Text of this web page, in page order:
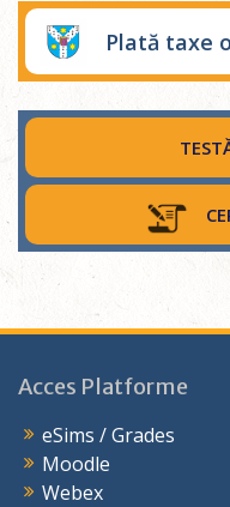
Plată taxe
Acces Platforme
eSims / Grades
Moodle
Webex